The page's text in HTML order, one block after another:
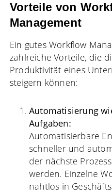
Vorteile von
Management
Ein gutes Workflow
zahlreiche Vorteile, die
Produktivität eines
steigern können:
Automatisierung
Aufgaben:
Automatisierbare
schneller und
der nächste
werden. Einzelne
nahtlos in